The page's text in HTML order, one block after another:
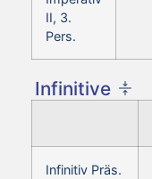
II, 3.
Pers.
Infinitive
Infinitiv Präs.